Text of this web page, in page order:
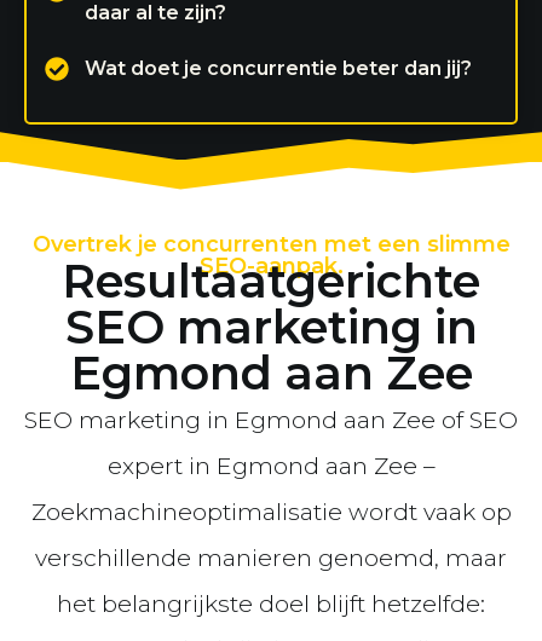
daar al te zijn?
Wat doet je concurrentie beter dan jij?
Overtrek je concurrenten met een slimme
SEO-aanpak.
Resultaatgerichte
SEO marketing in
Egmond aan Zee
SEO marketing in Egmond aan Zee of SEO
expert in Egmond aan Zee –
Zoekmachineoptimalisatie wordt vaak op
verschillende manieren genoemd, maar
het belangrijkste doel blijft hetzelfde: